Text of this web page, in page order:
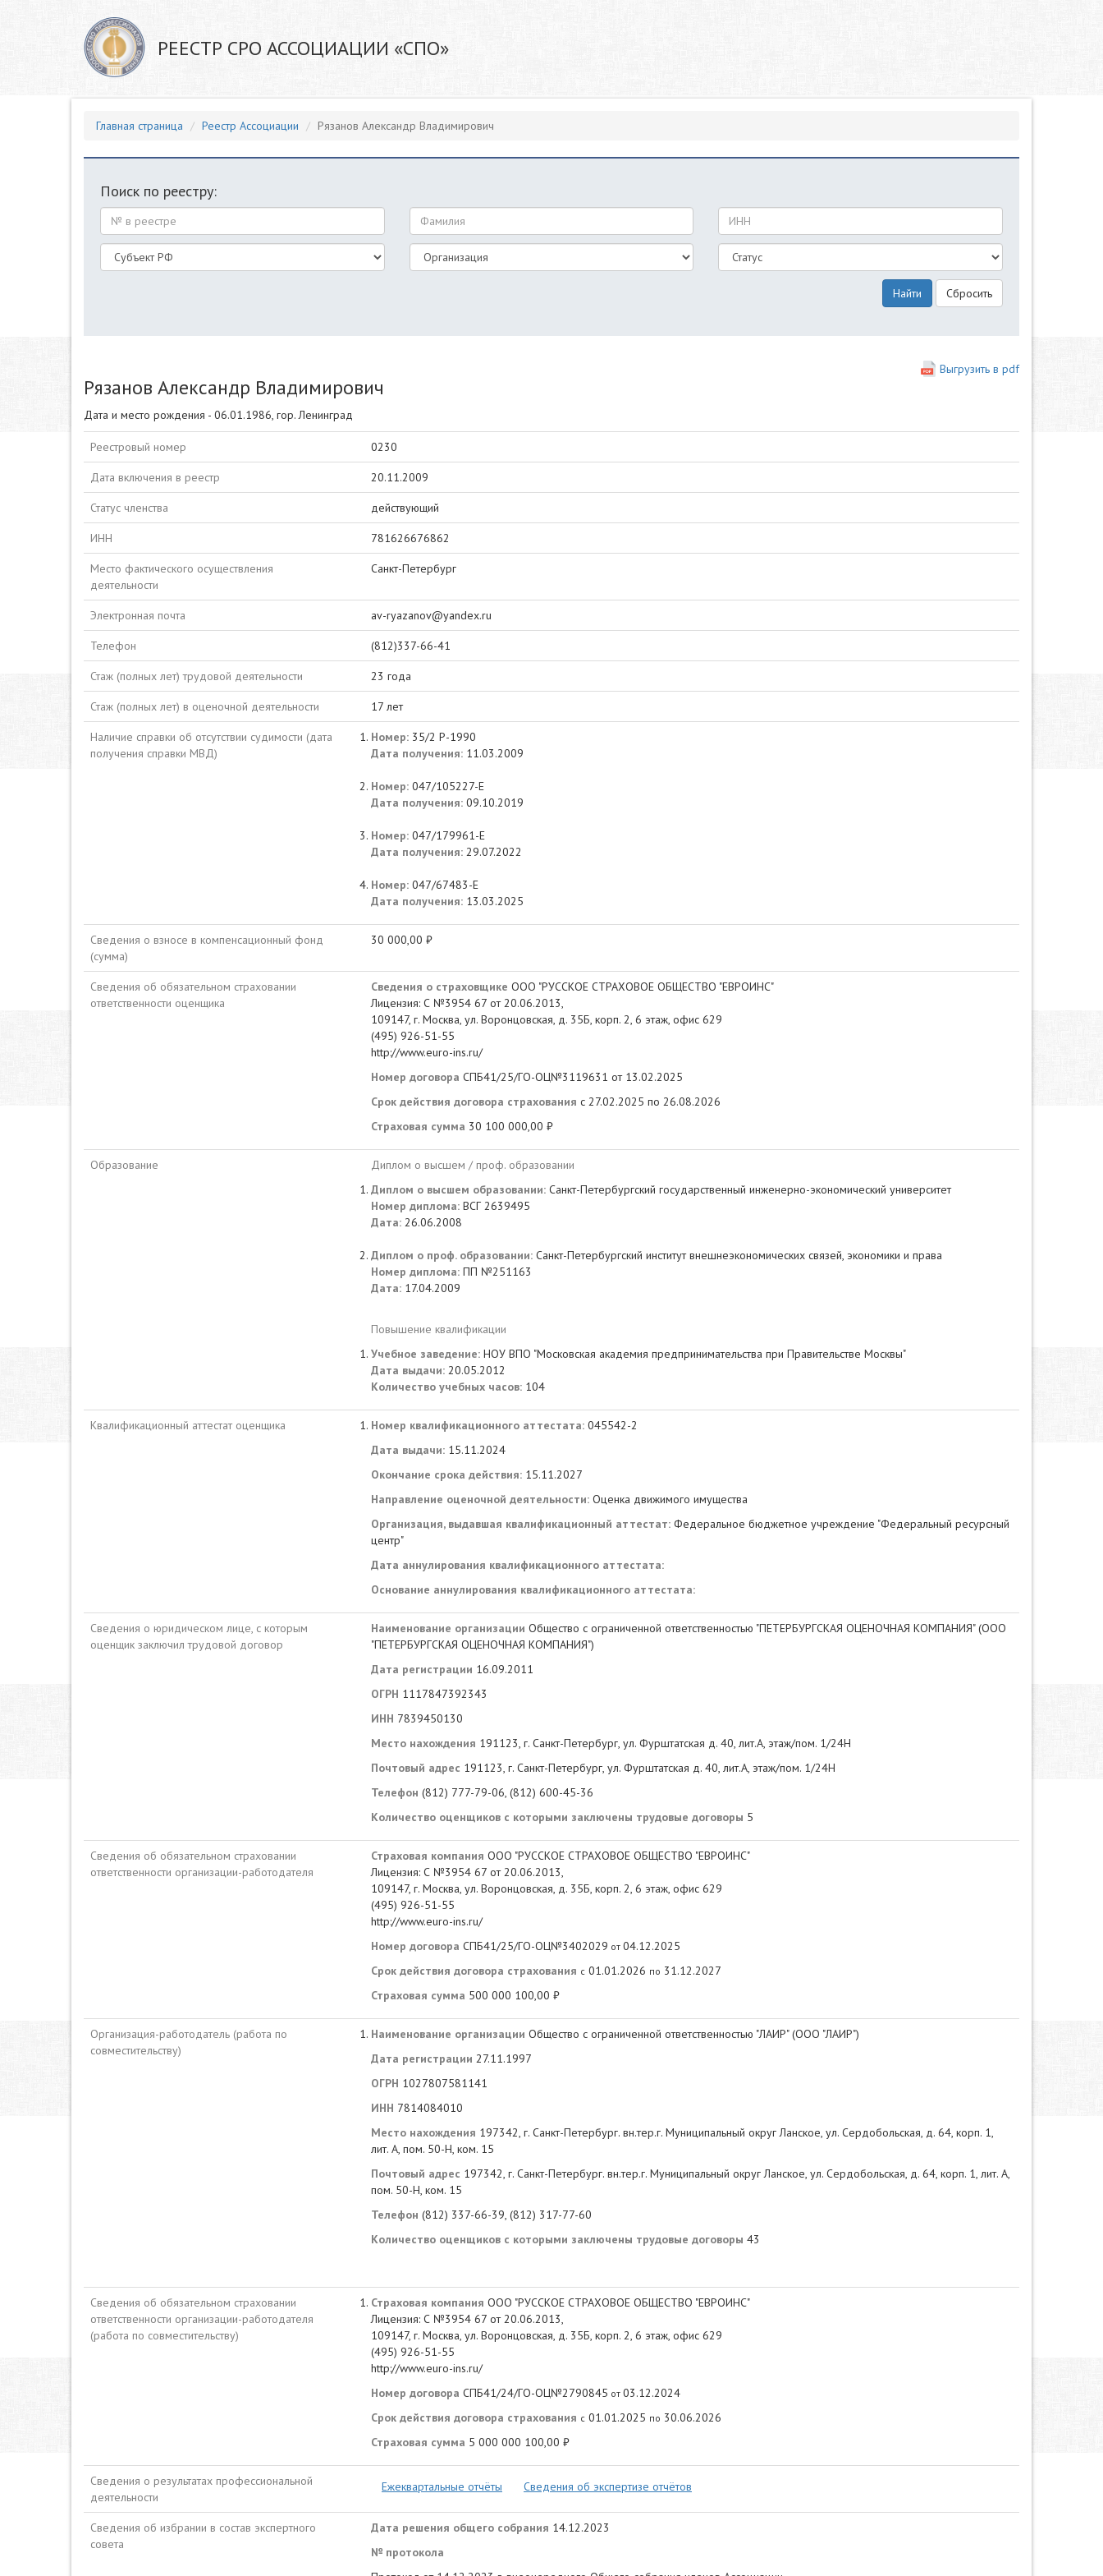
РЕЕСТР СРО АССОЦИАЦИИ «СПО»
Главная страница Реестр Ассоциации Рязанов Александр Владимирович
Поиск по реестру:
Найти Сбросить
Выгрузить в pdf
Рязанов Александр Владимирович
Дата и место рождения - 06.01.1986, гор. Ленинград
Реестровый номер 0230
Дата включения в реестр 20.11.2009
Статус членства действующий
ИНН 781626676862
Место фактического осуществления
деятельности
Санкт-Петербург
Электронная почта av-ryazanov@yandex.ru
Телефон (812)337-66-41
Стаж (полных лет) трудовой деятельности 23 года
Стаж (полных лет) в оценочной деятельности 17 лет
Наличие справки об отсутствии судимости (дата
получения справки МВД)
Номер: 35/2 Р-1990
Дата получения: 11.03.2009
Номер: 047/105227-Е
Дата получения: 09.10.2019
Номер: 047/179961-Е
Дата получения: 29.07.2022
Номер: 047/67483-Е
Дата получения: 13.03.2025
Сведения о взносе в компенсационный фонд
(сумма)
30 000,00 ₽
Сведения об обязательном страховании
ответственности оценщика
Сведения о страховщике ООО "РУССКОЕ СТРАХОВОЕ ОБЩЕСТВО "ЕВРОИНС"
Лицензия: С №3954 67 от 20.06.2013,
109147, г. Москва, ул. Воронцовская, д. 35Б, корп. 2, 6 этаж, офис 629
(495) 926-51-55
http://www.euro-ins.ru/
Номер договора СПБ41/25/ГО-ОЦ№3119631 от 13.02.2025
Срок действия договора страхования с 27.02.2025 по 26.08.2026
Страховая сумма 30 100 000,00 ₽
Образование
Диплом о высшем / проф. образовании
Диплом о высшем образовании: Санкт-Петербургский государственный инженерно-экономический университет
Номер диплома: ВСГ 2639495
Дата: 26.06.2008
Диплом о проф. образовании: Санкт-Петербургский институт внешнеэкономических связей, экономики и права
Номер диплома: ПП №251163
Дата: 17.04.2009
Повышение квалификации
Учебное заведение: НОУ ВПО "Московская академия предпринимательства при Правительстве Москвы"
Дата выдачи: 20.05.2012
Количество учебных часов: 104
Квалификационный аттестат оценщика Номер квалификационного аттестата: 045542-2
Дата выдачи: 15.11.2024
Окончание срока действия: 15.11.2027
Направление оценочной деятельности: Оценка движимого имущества
Организация, выдавшая квалификационный аттестат: Федеральное бюджетное учреждение "Федеральный ресурсный
центр"
Дата аннулирования квалификационного аттестата:
Основание аннулирования квалификационного аттестата:
Сведения о юридическом лице, с которым
оценщик заключил трудовой договор
Наименование организации Общество с ограниченной ответственностью "ПЕТЕРБУРГСКАЯ ОЦЕНОЧНАЯ КОМПАНИЯ" (ООО
"ПЕТЕРБУРГСКАЯ ОЦЕНОЧНАЯ КОМПАНИЯ")
Дата регистрации 16.09.2011
ОГРН 1117847392343
ИНН 7839450130
Место нахождения 191123, г. Санкт-Петербург, ул. Фурштатская д. 40, лит.А, этаж/пом. 1/24Н
Почтовый адрес 191123, г. Санкт-Петербург, ул. Фурштатская д. 40, лит.А, этаж/пом. 1/24Н
Телефон (812) 777-79-06, (812) 600-45-36
Количество оценщиков с которыми заключены трудовые договоры 5
Сведения об обязательном страховании
ответственности организации-работодателя
Страховая компания ООО "РУССКОЕ СТРАХОВОЕ ОБЩЕСТВО "ЕВРОИНС"
Лицензия: С №3954 67 от 20.06.2013,
109147, г. Москва, ул. Воронцовская, д. 35Б, корп. 2, 6 этаж, офис 629
(495) 926-51-55
http://www.euro-ins.ru/
Номер договора СПБ41/25/ГО-ОЦ№3402029 от 04.12.2025
Срок действия договора страхования с 01.01.2026 по 31.12.2027
Страховая сумма 500 000 100,00 ₽
Организация-работодатель (работа по
совместительству)
Наименование организации Общество с ограниченной ответственностью "ЛАИР" (ООО "ЛАИР")
Дата регистрации 27.11.1997
ОГРН 1027807581141
ИНН 7814084010
Место нахождения 197342, г. Санкт-Петербург. вн.тер.г. Муниципальный округ Ланское, ул. Сердобольская, д. 64, корп. 1,
лит. А, пом. 50-Н, ком. 15
Почтовый адрес 197342, г. Санкт-Петербург. вн.тер.г. Муниципальный округ Ланское, ул. Сердобольская, д. 64, корп. 1, лит. А,
пом. 50-Н, ком. 15
Телефон (812) 337-66-39, (812) 317-77-60
Количество оценщиков с которыми заключены трудовые договоры 43
Сведения об обязательном страховании
ответственности организации-работодателя
(работа по совместительству)
Страховая компания ООО "РУССКОЕ СТРАХОВОЕ ОБЩЕСТВО "ЕВРОИНС"
Лицензия: С №3954 67 от 20.06.2013,
109147, г. Москва, ул. Воронцовская, д. 35Б, корп. 2, 6 этаж, офис 629
(495) 926-51-55
http://www.euro-ins.ru/
Номер договора СПБ41/24/ГО-ОЦ№2790845 от 03.12.2024
Срок действия договора страхования с 01.01.2025 по 30.06.2026
Страховая сумма 5 000 000 100,00 ₽
Сведения о результатах профессиональной
деятельности
Ежеквартальные отчёты Сведения об экспертизе отчётов
Сведения об избрании в состав экспертного
совета
Дата решения общего собрания 14.12.2023
№ протокола